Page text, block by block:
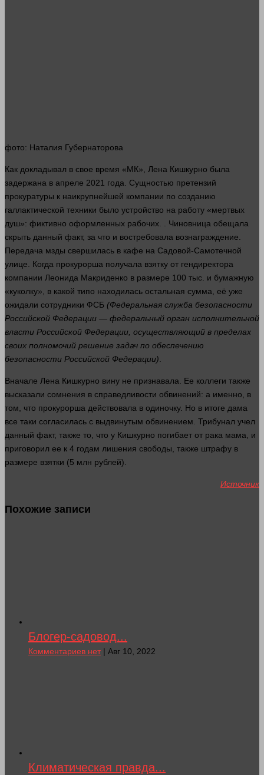
фото: Наталия Губернаторова
Как докладывал в свое время «МК», Лена Кишкурно была
задержана в апреле 2021 года . Сущностью претензий
прокуратуры к наикрупнейшей компании по созданию
галлактической техники было устройство на работу «мертвых
душ»: фиктивно оформленных рабочих. . Чиновница обещала
скрыть данный факт, за что и востребовала вознаграждение.
Передача мзды свершилась в кафе на Садовой-Самотечной
улице . Когда прокурорша получала взятку от гендиректора
компании Леонида Макриденко в размере 100 тыс. и бумажную
«куколку», в какой типо находилась остальная сумма, её уже
ожидали сотрудники ФСБ (Федеральная служба безопасности
Российской Федерации — федеральный орган исполнительной
власти Российской Федерации, осуществляющий в пределах
своих полномочий решение задач по обеспечению
безопасности Российской Федерации)
Вначале Лена Кишкурно вину не признавала. Ее коллеги также
высказали сомнения в справедливости обвинений: а именно, в
том, что прокурорша действовала в одиночку. Но в итоге дама
все таки согласилась с выдвинутым обвинением. Трибунал учел
данный факт, также то, что у Кишкурно погибает от рака мама , и
приговорил ее к 4 годам лишения свободы, также штрафу в
размере взятки (5 млн рублей).
Источник
Похожие записи
Блогер-садовод...
Комментариев нет| Авг 10, 2022
Климатическая правда...